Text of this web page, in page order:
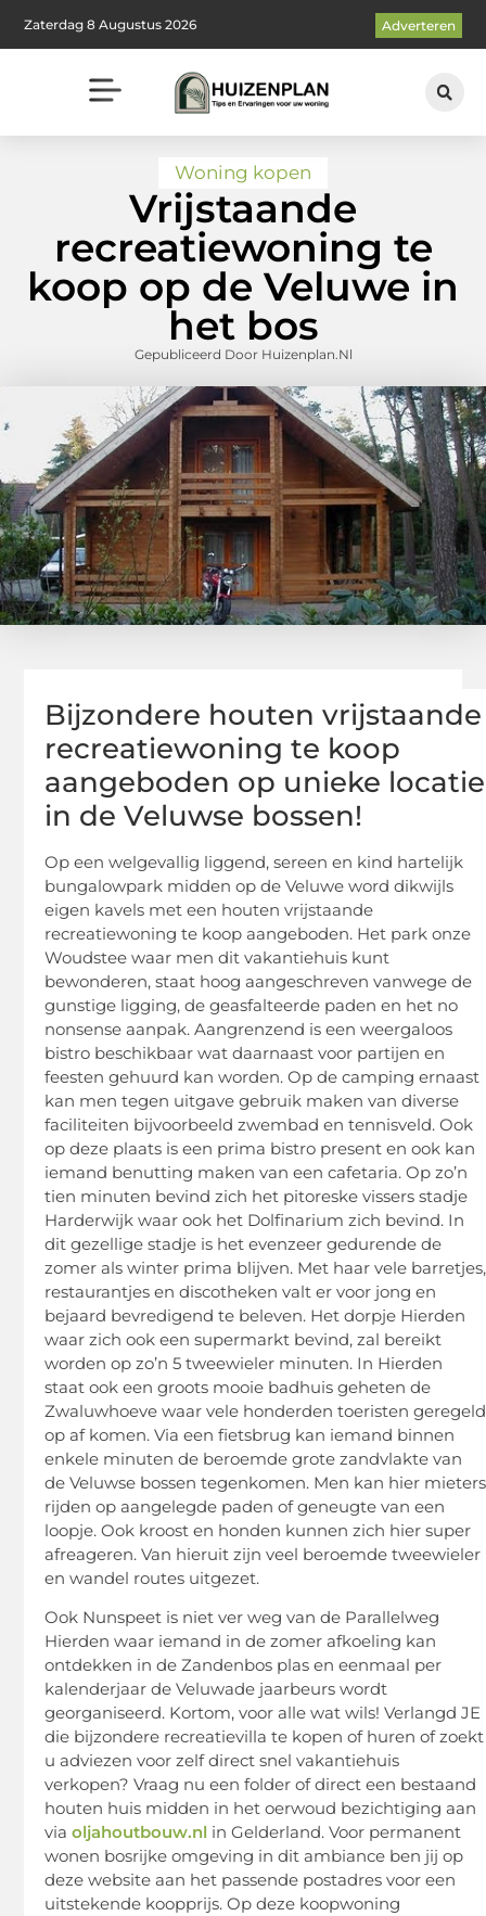
Zaterdag 8 Augustus 2026 Adverteren
Woning kopen
Vrijstaande
recreatiewoning te
koop op de Veluwe in
het bos
Gepubliceerd Door Huizenplan.nl
Bijzondere houten vrijstaande
recreatiewoning te koop
aangeboden op unieke locatie
in de Veluwse bossen!
Op een welgevallig liggend, sereen en kind hartelijk
bungalowpark midden op de Veluwe word dikwijls
eigen kavels met een houten vrijstaande
recreatiewoning te koop aangeboden. Het park onze
Woudstee waar men dit vakantiehuis kunt
bewonderen, staat hoog aangeschreven vanwege de
gunstige ligging, de geasfalteerde paden en het no
nonsense aanpak. Aangrenzend is een weergaloos
bistro beschikbaar wat daarnaast voor partijen en
feesten gehuurd kan worden. Op de camping ernaast
kan men tegen uitgave gebruik maken van diverse
faciliteiten bijvoorbeeld zwembad en tennisveld. Ook
op deze plaats is een prima bistro present en ook kan
iemand benutting maken van een cafetaria. Op zo’n
tien minuten bevind zich het pitoreske vissers stadje
Harderwijk waar ook het Dolfinarium zich bevind. In
dit gezellige stadje is het evenzeer gedurende de
zomer als winter prima blijven. Met haar vele barretjes,
restaurantjes en discotheken valt er voor jong en
bejaard bevredigend te beleven. Het dorpje Hierden
waar zich ook een supermarkt bevind, zal bereikt
worden op zo’n 5 tweewieler minuten. In Hierden
staat ook een groots mooie badhuis geheten de
Zwaluwhoeve waar vele honderden toeristen geregeld
op af komen. Via een fietsbrug kan iemand binnen
enkele minuten de beroemde grote zandvlakte van
de Veluwse bossen tegenkomen. Men kan hier mieters
rijden op aangelegde paden of geneugte van een
loopje. Ook kroost en honden kunnen zich hier super
afreageren. Van hieruit zijn veel beroemde tweewieler
en wandel routes uitgezet.
Ook Nunspeet is niet ver weg van de Parallelweg
Hierden waar iemand in de zomer afkoeling kan
ontdekken in de Zandenbos plas en eenmaal per
kalenderjaar de Veluwade jaarbeurs wordt
georganiseerd. Kortom, voor alle wat wils! Verlangd JE
die bijzondere recreatievilla te kopen of huren of zoekt
u adviezen voor zelf direct snel vakantiehuis
verkopen? Vraag nu een folder of direct een bestaand
houten huis midden in het oerwoud bezichtiging aan
viaoljahoutbouw.nl in Gelderland. Voor permanent
wonen bosrijke omgeving in dit ambiance ben jij op
deze website aan het passende postadres voor een
uitstekende koopprijs. Op deze koopwoning